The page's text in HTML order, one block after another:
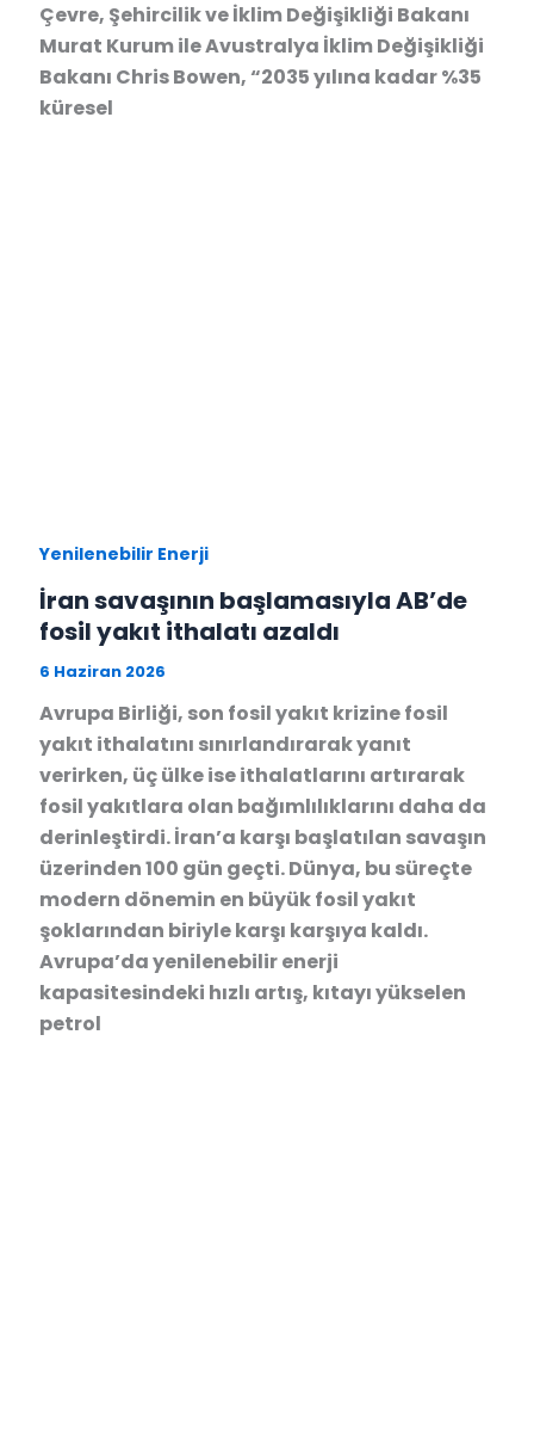
Çevre, Şehircilik ve İklim Değişikliği Bakanı
Murat Kurum ile Avustralya İklim Değişikliği
Bakanı Chris Bowen, “2035 yılına kadar %35
küresel
Yenilenebilir Enerji
İran savaşının başlamasıyla AB’de
fosil yakıt ithalatı azaldı
6 Haziran 2026
Avrupa Birliği, son fosil yakıt krizine fosil
yakıt ithalatını sınırlandırarak yanıt
verirken, üç ülke ise ithalatlarını artırarak
fosil yakıtlara olan bağımlılıklarını daha da
derinleştirdi. İran’a karşı başlatılan savaşın
üzerinden 100 gün geçti. Dünya, bu süreçte
modern dönemin en büyük fosil yakıt
şoklarından biriyle karşı karşıya kaldı.
Avrupa’da yenilenebilir enerji
kapasitesindeki hızlı artış, kıtayı yükselen
petrol